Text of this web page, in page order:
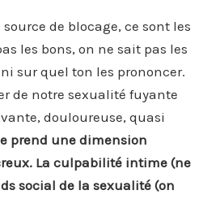
de blocage, ce sont les
les bons, on ne sait pas les
sur quel ton les prononcer.
de notre sexualité fuyante
douloureuse, quasi
prend une dimension
La culpabilité intime (ne
social de la sexualité (on